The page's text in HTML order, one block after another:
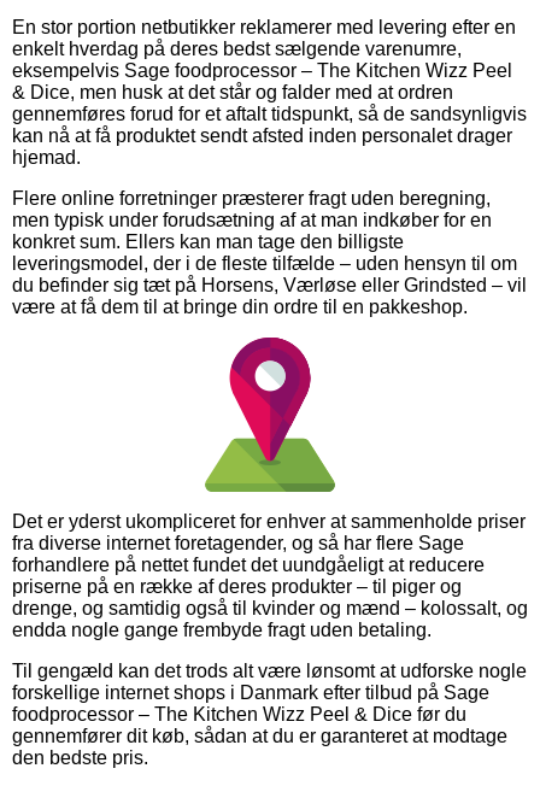
En stor portion netbutikker reklamerer med levering efter en
enkelt hverdag på deres bedst sælgende varenumre,
eksempelvis Sage foodprocessor – The Kitchen Wizz Peel
& Dice, men husk at det står og falder med at ordren
gennemføres forud for et aftalt tidspunkt, så de sandsynligvis
kan nå at få produktet sendt afsted inden personalet drager
hjemad.
Flere online forretninger præsterer fragt uden beregning,
men typisk under forudsætning af at man indkøber for en
konkret sum. Ellers kan man tage den billigste
leveringsmodel, der i de fleste tilfælde – uden hensyn til om
du befinder sig tæt på Horsens, Værløse eller Grindsted – vil
være at få dem til at bringe din ordre til en pakkeshop.
Det er yderst ukompliceret for enhver at sammenholde priser
fra diverse internet foretagender, og så har flere Sage
forhandlere på nettet fundet det uundgåeligt at reducere
priserne på en række af deres produkter – til piger og
drenge, og samtidig også til kvinder og mænd – kolossalt, og
endda nogle gange frembyde fragt uden betaling.
Til gengæld kan det trods alt være lønsomt at udforske nogle
forskellige internet shops i Danmark efter tilbud på Sage
foodprocessor – The Kitchen Wizz Peel & Dice før du
gennemfører dit køb, sådan at du er garanteret at modtage
den bedste pris.